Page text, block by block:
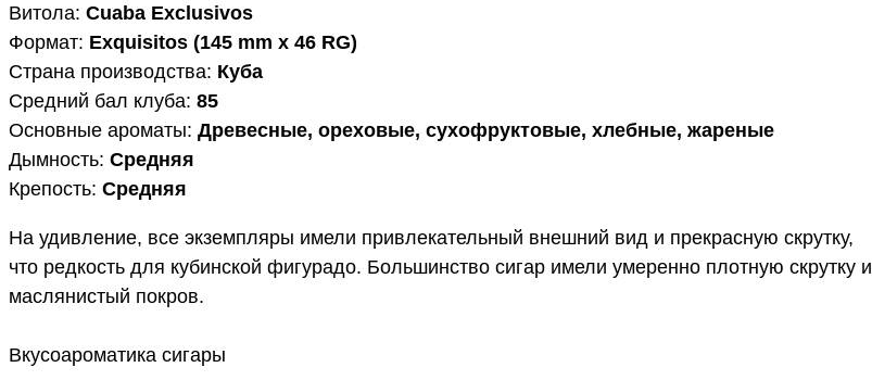
Витола: Cuaba Exclusivos
Формат: Exquisitos (145 mm x 46 RG)
Страна производства: Куба
Средний бал клуба: 85
Основные ароматы: Древесные, ореховые, сухофруктовые, хлебные, жареные
Дымность: Средняя
Крепость: Средняя
На удивление, все экземпляры имели привлекательный внешний вид и прекрасную скрутку,
что редкость для кубинской фигурадо. Большинство сигар имели умеренно плотную скрутку и
маслянистый покров.
Вкусоароматика сигары